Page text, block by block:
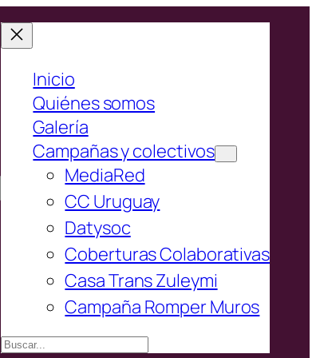
Inicio
Quiénes somos
Galería
Campañas y colectivos
MediaRed
CC Uruguay
Datysoc
Coberturas Colaborativas
Casa Trans Zuleymi
Campaña Romper Muros
Buscar